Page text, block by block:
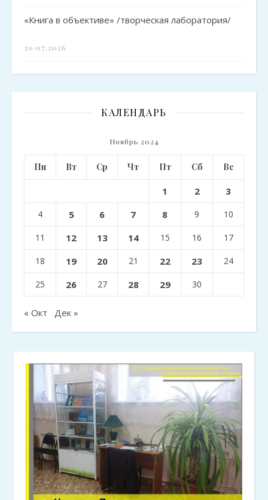
«Книга в объективе» /творческая лаборатория/
30.07.2026
КАЛЕНДАРЬ
Ноябрь 2024
Пн Вт Ср Чт Пт Сб Вс
1 2 3
4 5 6 7 8 9 10
11 12 13 14 15 16 17
18 19 20 21 22 23 24
25 26 27 28 29 30
« Окт Дек »